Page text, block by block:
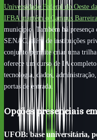
Universidade Federal do Oeste
IFBA mantém o Campus
município. Também há
SENAC, além de instituições
conjunto permite criar uma
oferece um curso de IA
tecnologia, dados,
portas de entrada.
Opções presenciais
UFOB: base universitária,